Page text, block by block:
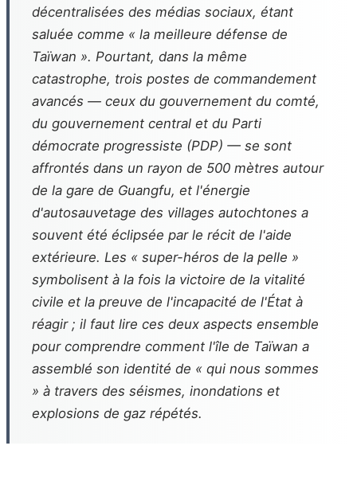
décentralisées des médias sociaux, étant
saluée comme « la meilleure défense de
Taïwan ». Pourtant, dans la même
catastrophe, trois postes de commandement
avancés — ceux du gouvernement du comté,
du gouvernement central et du Parti
démocrate progressiste (PDP) — se sont
affrontés dans un rayon de 500 mètres autour
de la gare de Guangfu, et l'énergie
d'autosauvetage des villages autochtones a
souvent été éclipsée par le récit de l'aide
extérieure. Les « super-héros de la pelle »
symbolisent à la fois la victoire de la vitalité
civile et la preuve de l'incapacité de l'État à
réagir ; il faut lire ces deux aspects ensemble
pour comprendre comment l'île de Taïwan a
assemblé son identité de « qui nous sommes
» à travers des séismes, inondations et
explosions de gaz répétés.